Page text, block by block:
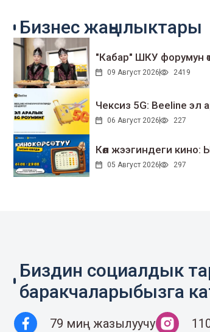
Бизнес жаңылыктары
"Кабар" ШКУ форумун
09 Август 2026 2419
Чексиз 5G: Beeline
06 Август 2026 227
Көл жээгиндеги кино:
05 Август 2026 297
Биздин социалдык
баракчаларыбызга
79 миң жазылуучу